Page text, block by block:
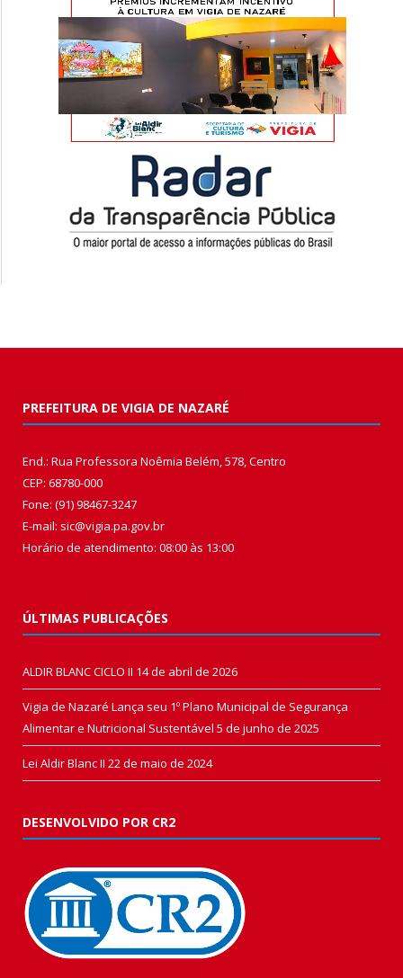
PREFEITURA DE VIGIA DE NAZARÉ
End.: Rua Professora Noêmia Belém, 578, Centro
CEP: 68780-000
Fone: (91) 98467-3247
E-mail: sic@vigia.pa.gov.br
Horário de atendimento: 08:00 às 13:00
ÚLTIMAS PUBLICAÇÕES
ALDIR BLANC CICLO II 14 de abril de 2026
Vigia de Nazaré Lança seu 1º Plano Municipal de Segurança
Alimentar e Nutricional Sustentável 5 de junho de 2025
Lei Aldir Blanc II 22 de maio de 2024
DESENVOLVIDO POR CR2